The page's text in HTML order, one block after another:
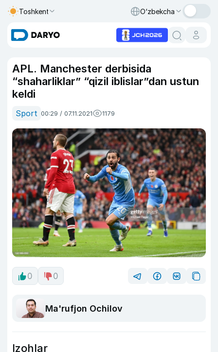
Toshkent O‘zbekcha
APL. Manchester derbisida
“shaharliklar” “qizil iblislar”dan ustun
keldi
Sport 00:29 / 07.11.2021 1179
0 0
Ma'rufjon Ochilov
Izohlar